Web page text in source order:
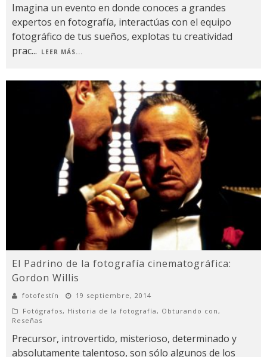
Imagina un evento en donde conoces a grandes
expertos en fotografía, interactúas con el equipo
fotográfico de tus sueños, explotas tu creatividad
prac... LEER MÁS...
El Padrino de la fotografía cinematográfica:
Gordon Willis
fotofestín
19 septiembre, 2014
Fotógrafos, Historia de la fotografía, Obturando con,
Reseñas
Precursor, introvertido, misterioso, determinado y
absolutamente talentoso, son sólo algunos de los